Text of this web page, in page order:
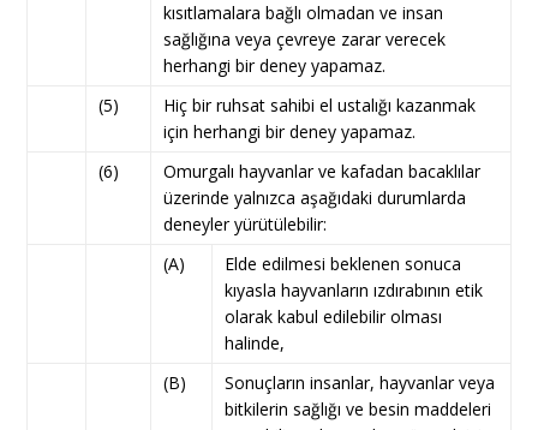
kısıtlamalara bağlı olmadan ve insan
sağlığına veya çevreye zarar verecek
herhangi bir deney yapamaz.
(5)
Hiç bir ruhsat sahibi el ustalığı kazanmak
için herhangi bir deney yapamaz.
(6)
Omurgalı hayvanlar ve kafadan bacaklılar
üzerinde yalnızca aşağıdaki durumlarda
deneyler yürütülebilir:
(A)
Elde edilmesi beklenen sonuca
kıyasla hayvanların ızdırabının etik
olarak kabul edilebilir olması
halinde,
(B)
Sonuçların insanlar, hayvanlar veya
bitkilerin sağlığı ve besin maddeleri